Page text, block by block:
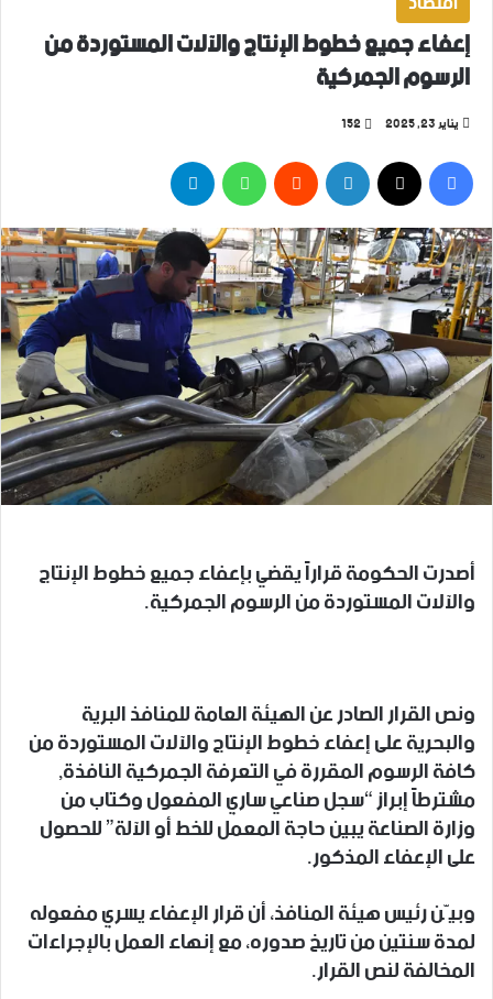
إعفاء جميع خطوط الإنتاج والآلات المستوردة من
الرسوم الجمركية
يناير 23, 2025 152
فيسبوك‫X لينكدإن واتساب
أصدرت الحكومة قراراً يقضي بإعفاء جميع خطوط الإنتاج
والآلات المستوردة من الرسوم الجمركية.
ونص القرار الصادر عن الهيئة العامة للمنافذ البرية
والبحرية على إعفاء خطوط الإنتاج والآلات المستوردة من
كافة الرسوم المقررة في التعرفة الجمركية النافذة,
مشترطاً إبراز “سجل صناعي ساري المفعول وكتاب من
وزارة الصناعة يبين حاجة المعمل للخط أو الآلة” للحصول
على الإعفاء المذكور.
وبيّن رئيس هيئة المنافذ، أن قرار الإعفاء يسري مفعوله
لمدة سنتين من تاريخ صدوره، مع إنهاء العمل بالإجراءات
المخالفة لنص القرار.